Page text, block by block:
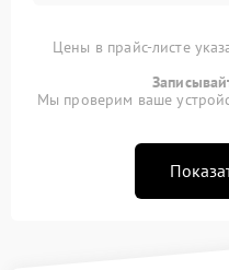
Цены в прайс-листе
Мы проверим ваше